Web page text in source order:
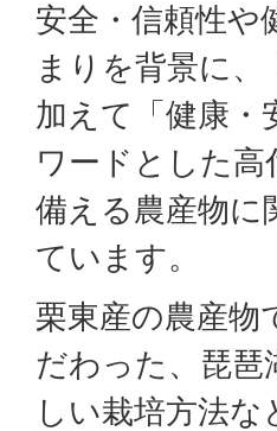
安全・信頼性や
まりを背景に、
加えて「健康・
ワードとした高
備える農産物に
ています。
栗東産の農産物
だわった、琵琶
しい栽培方法な